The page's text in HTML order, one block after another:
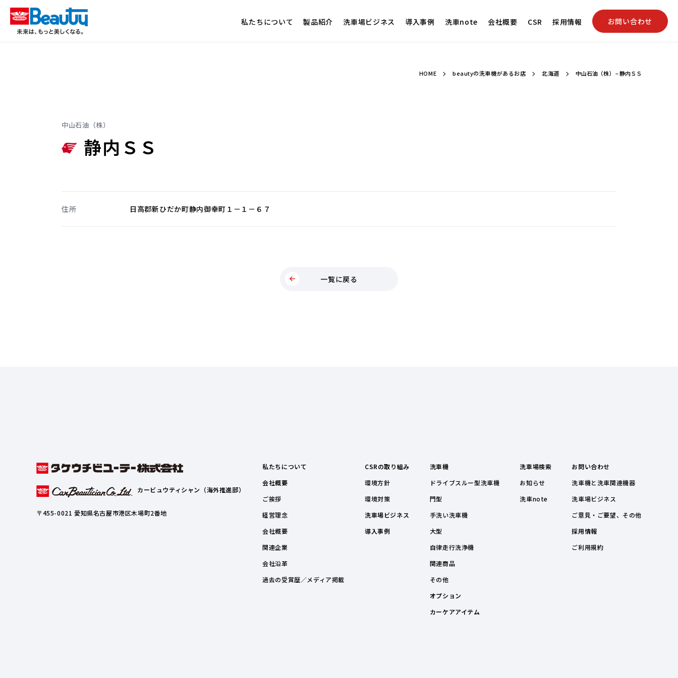
私たちについて 製品紹介 洗車場ビジネス 導入事例 洗車note 会社概要 CSR 採用情報 お問い合わせ
HOME beautyの洗車機があるお店 北海道 中山石油（株） – 静内ＳＳ
中山石油（株）
静内ＳＳ
住所 日高郡新ひだか町静内御幸町１－１－６７
一覧に戻る
カービュウティシャン（海外推進部）
〒455-0021 愛知県名古屋市港区木場町2番地
私たちについて
会社概要
ご挨拶
経営理念
会社概要
関連企業
会社沿革
過去の受賞歴／メディア掲載
CSRの取り組み
環境方針
環境対策
洗車場ビジネス
導入事例
洗車機
ドライブスルー型洗車機
門型
手洗い洗車機
大型
自律走行洗浄機
関連商品
その他
オプション
カーケアアイテム
洗車場検索
お知らせ
洗車note
お問い合わせ
洗車機と洗車関連機器
洗車場ビジネス
ご意見・ご要望、その他
採用情報
ご利用規約